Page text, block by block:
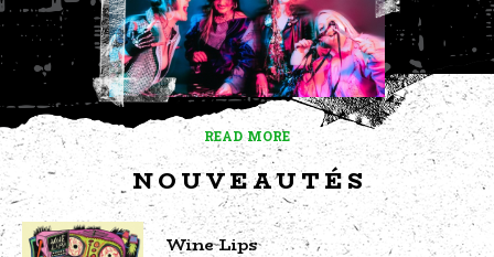
READ MORE
NOUVEAUTÉS
Wine Lips